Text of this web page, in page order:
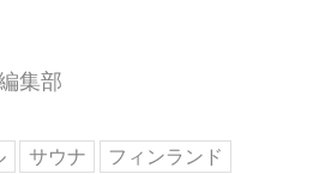
集部
サウナ
フィンランド